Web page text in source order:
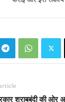
शराबबंदी की ओर